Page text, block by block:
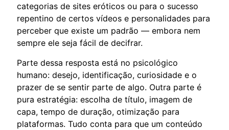
categorias de sites eróticos ou para o sucesso
repentino de certos vídeos e personalidades para
perceber que existe um padrão — embora nem
sempre ele seja fácil de decifrar.
Parte dessa resposta está no psicológico
humano: desejo, identificação, curiosidade e o
prazer de se sentir parte de algo. Outra parte é
pura estratégia: escolha de título, imagem de
capa, tempo de duração, otimização para
plataformas. Tudo conta para que um conteúdo